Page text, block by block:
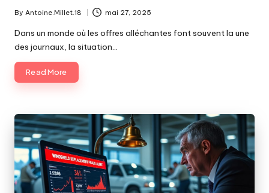
Posted
by
By Antoine.Millet.18 mai 27, 2025
Dans un monde où les offres alléchantes font souvent la une
des journaux, la situation…
Read More